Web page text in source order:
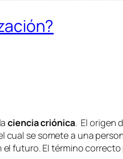
ciencia criónica. El origen
cual se somete a una
futuro. El término